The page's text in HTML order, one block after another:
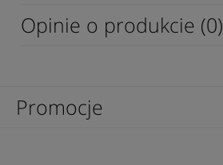
Opinie o produkcie (0)
Promocje